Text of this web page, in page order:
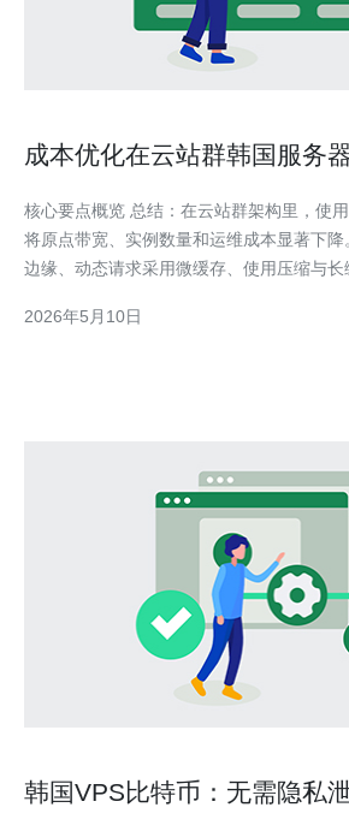
成本优化在云站群韩国服务
核心要点概览 总结：在云站群架构里，使
将原点带宽、实例数量和运维成本显著下降
边缘、动态请求采用微缓存、使用压缩与长
荐德讯电讯作为韩国节点与网络服务的参考合作方。
2026年5月10日
韩国VPS比特币：无需隐私